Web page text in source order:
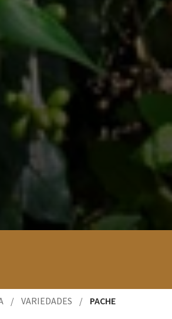
/ VARIEDADES / PACHE